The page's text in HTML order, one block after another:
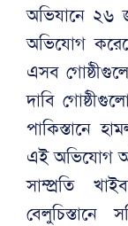
অভিযানে ২৬
অভিযোগ
এসব
দাবি
পাকিস্তানে
এই অভিযোগ
সাম্প্রতি
বেলুচিস্তানে